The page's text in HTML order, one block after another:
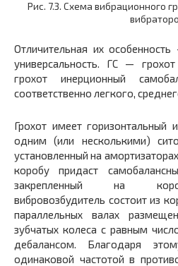
Рис. 7.3. Схема вибрационного
Отличительная их
универсальность. ГС —
грохот инерционный
соответственно легкого,
Грохот имеет горизонтальный
одним (или несколькими)
установленный на
коробу придаст
закрепленный на
вибровозбудитель состоит из
параллельных валах
зубчатых колеса с равным
дебалансом. Благодаря
одинаковой частотой в